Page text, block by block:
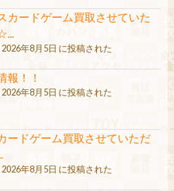
カードゲーム買取させていた
2026年8月5日 に投稿された
報！！
2026年8月5日 に投稿された
ードゲーム買取させていただ
2026年8月5日 に投稿された